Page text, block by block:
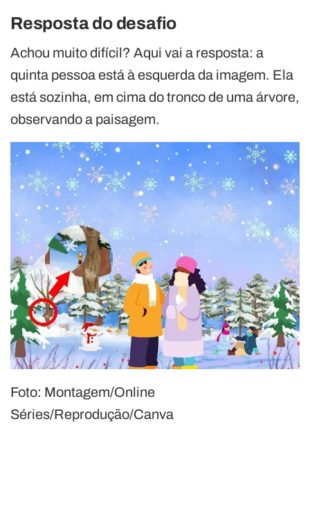
Resposta do desafio
Achou muito difícil? Aqui vai a resposta: a
quinta pessoa está à esquerda da imagem. Ela
está sozinha, em cima do tronco de uma árvore,
observando a paisagem.
Foto: Montagem/Online
Séries/Reprodução/Canva